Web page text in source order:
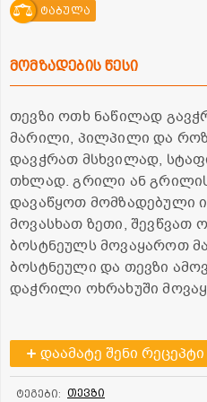
ტაბულა
მომზადების წესი
თევზი ოთხ ნაწილად
მარილი, პილპილი და
დავჭრათ მსხვილად,
თხლად. გრილი ან
დავაწყოთ მომზადებული
მოვასხათ ზეთი, შევწვათ
ბოსტნეულს მოვაყაროთ
ბოსტნეული და თევზი
დაჭრილი ოხრახუში
დაამატე შენი რეცეპტი
ტეგები: თევზი